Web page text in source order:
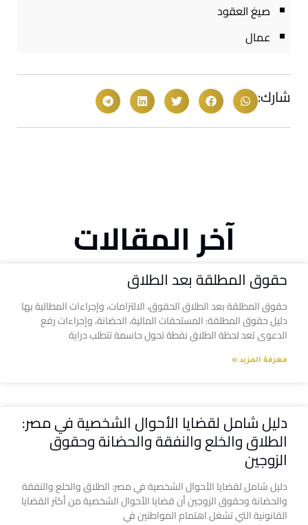
صيغ العقود
عمال
شارك:
آخر المقالات
حقوق المطلقة بعد الطلاق
حقوق المطلقة بعد الطلاق الحقوق، الالتزامات، وإجراءات المطالبة بها
دليل حقوق المطلقة: المستحقات المالية، الحضانة، وإجراءات رفع
الدعوى تعد لحظة الطلاق نقطة تحول حاسمة تتطلب دراية
معرفة المزيد »
دليل شامل لقضايا الأحوال الشخصية في مصر:
الطلاق والخلع والنفقة والحضانة وحقوق
الزوجين
دليل شامل لقضايا الأحوال الشخصية في مصر: الطلاق والخلع والنفقة
والحضانة وحقوق الزوجين أن قضايا الأحوال الشخصية من أكثر القضايا
القانونية التي تشغل اهتمام المواطنين في